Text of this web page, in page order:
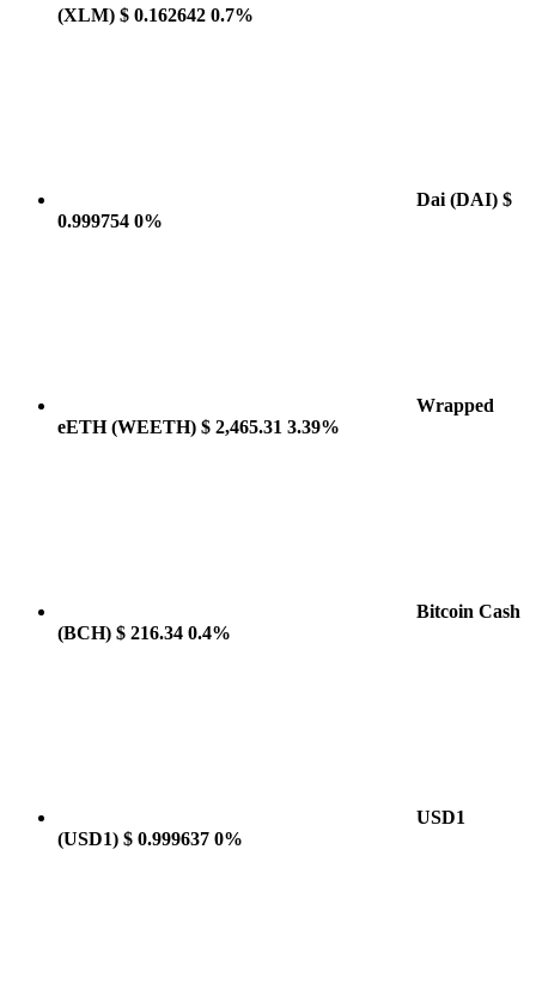
(XLM) $ 0.162642 0.7%
Dai (DAI) $
0.999754 0%
Wrapped
eETH(WEETH) $ 2,465.31 3.39%
Bitcoin Cash
(BCH) $ 216.34 0.4%
USD1
(USD1) $ 0.999637 0%